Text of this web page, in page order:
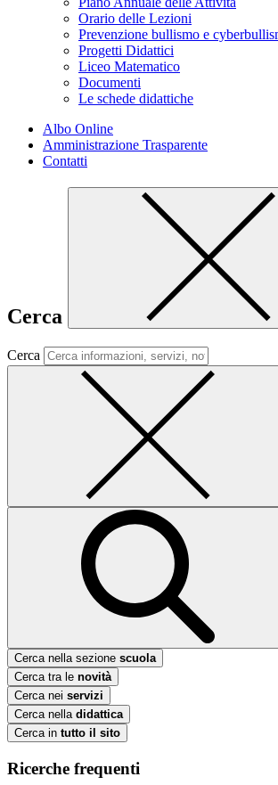
Orario delle Lezioni
Prevenzione bullismo e
Progetti Didattici
Liceo Matematico
Documenti
Le schede didattiche
Albo Online
Amministrazione Trasparente
Contatti
Cerca
Cerca
Cerca nella sezione scuola
Cerca tra le novità
Cerca nei servizi
Cerca nella didattica
Cerca in tutto il sito
Ricerche frequenti